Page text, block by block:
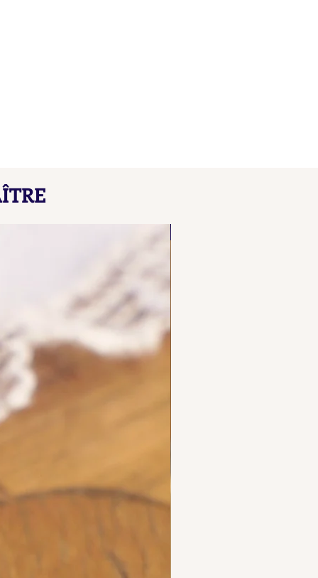
our collated list, from
B, of French "losange"
maker's marks for objects